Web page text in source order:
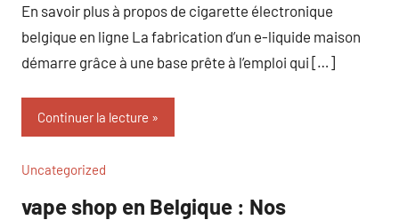
En savoir plus à propos de cigarette électronique
belgique en ligne La fabrication d’un e-liquide maison
démarre grâce à une base prête à l’emploi qui […]
Continuer la lecture
Uncategorized
vape shop en Belgique : Nos